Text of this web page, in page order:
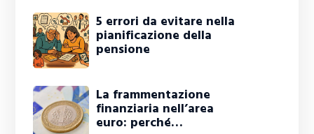
5 errori da evitare nella
pianificazione della
pensione
La frammentazione
finanziaria nell’area
euro: perché…